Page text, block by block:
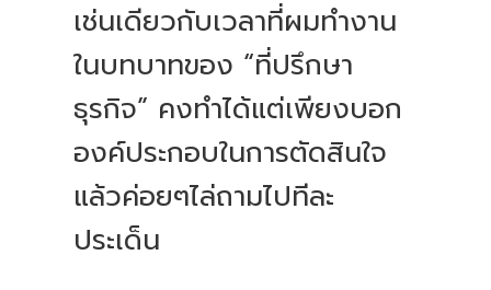
เช่นเดียวกับเวลาที่ผมทำงาน
ในบทบาทของ “ที่ปรึกษา
ธุรกิจ” คงทำได้แต่เพียงบอก
องค์ประกอบในการตัดสินใจ
แล้วค่อยๆไล่ถามไปทีละ
ประเด็น